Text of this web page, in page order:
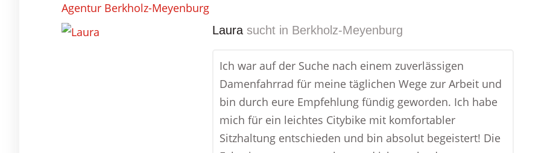
Agentur Berkholz-Meyenburg
Laura sucht in Berkholz-Meyenburg
Ich war auf der Suche nach einem zuverlässigen
Damenfahrrad für meine täglichen Wege zur Arbeit und
bin durch eure Empfehlung fündig geworden. Ich habe
mich für ein leichtes Citybike mit komfortabler
Sitzhaltung entschieden und bin absolut begeistert! Die